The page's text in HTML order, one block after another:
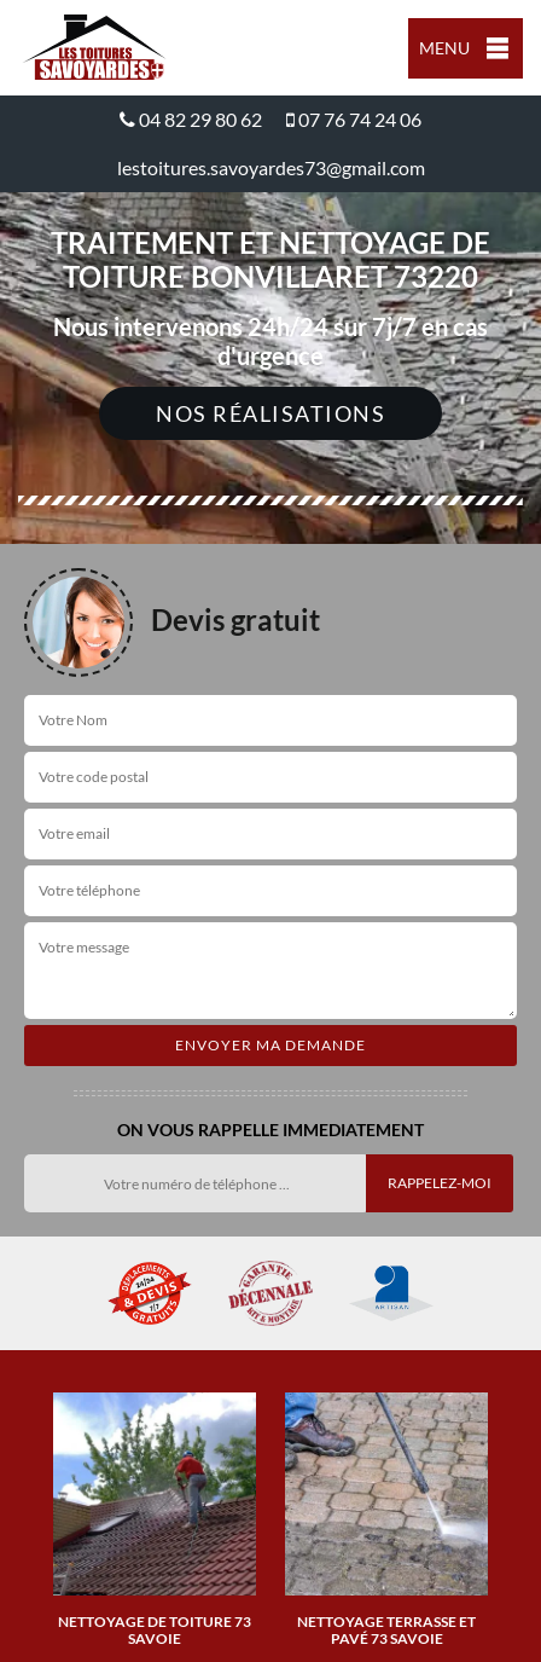
MENU
04 82 29 80 62 07 76 74 24 06
lestoitures.savoyardes73@gmail.com
TRAITEMENT ET NETTOYAGE DE
TOITURE BONVILLARET 73220
Nous intervenons 24h/24 sur 7j/7 en cas
d'urgence
NOS RÉALISATIONS
Devis gratuit
ON VOUS RAPPELLE IMMEDIATEMENT
NETTOYAGE DE TOITURE 73
SAVOIE
NETTOYAGE TERRASSE ET
PAVÉ 73 SAVOIE